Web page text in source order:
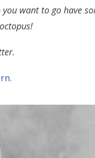
want to go have